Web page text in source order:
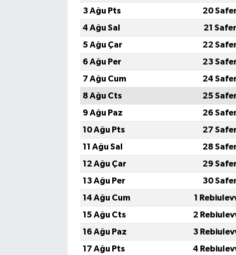
3 Ağu Pts
20
4 Ağu Sal
21
5 Ağu Çar
22
6 Ağu Per
23
7 Ağu Cum
24
8 Ağu Cts
25
9 Ağu Paz
26
10 Ağu Pts
27
11 Ağu Sal
28
12 Ağu Çar
29
13 Ağu Per
30
14 Ağu Cum
1
15 Ağu Cts
2
16 Ağu Paz
3
17 Ağu Pts
4